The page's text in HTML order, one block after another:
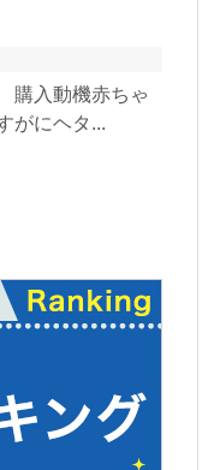
購入動機赤ちゃ
がにヘタ...